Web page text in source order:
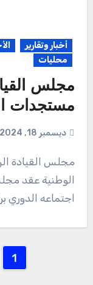
أخبار وتقارير
محليات
مجلس
مستجدات
ديسمبر 18, 2024
مجلس القيادة الرئاسي يناقش مستجدات الأوضاع
الوطنية عقد
اجتماعه الدوري
1